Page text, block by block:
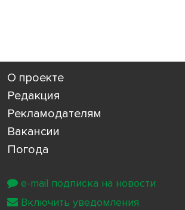
О проекте
Редакция
Рекламодателям
Вакансии
Погода
e-mail подписка на новости
Включить уведомления